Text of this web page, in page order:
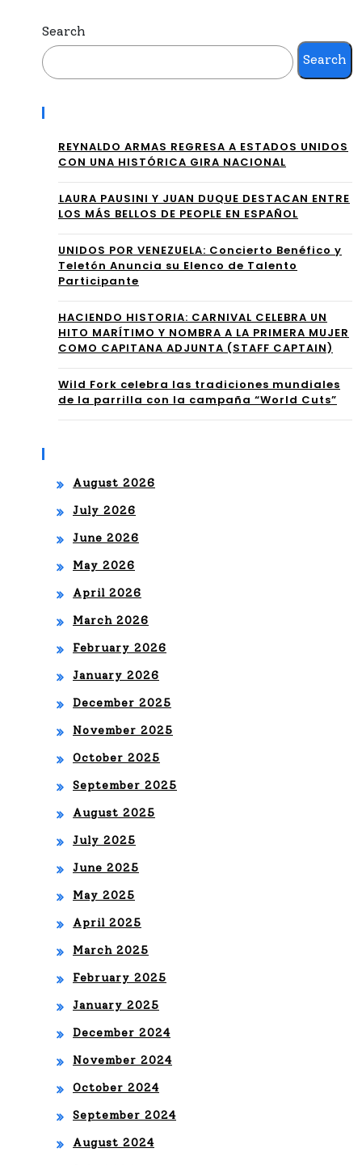
IPA
DO
NU
EV
O
BU
M
TA
RA
AR
TIS
TA
S
DE
MA
YO
R
CR
Search
Search
REYNALDO ARMAS REGRESA A ESTADOS UNIDOS
CON UNA HISTÓRICA GIRA NACIONAL
⁠LAURA PAUSINI Y JUAN DUQUE DESTACAN ENTRE
LOS MÁS BELLOS DE PEOPLE EN ESPAÑOL
UNIDOS POR VENEZUELA: Concierto Benéfico y
Teletón Anuncia su Elenco de Talento
Participante
HACIENDO HISTORIA: CARNIVAL CELEBRA UN
HITO MARÍTIMO Y NOMBRA A LA PRIMERA MUJER
COMO CAPITANA ADJUNTA (STAFF CAPTAIN)
Wild Fork celebra las tradiciones mundiales
de la parrilla con la campaña “World Cuts”
August 2026
July 2026
June 2026
May 2026
April 2026
March 2026
February 2026
January 2026
December 2025
November 2025
October 2025
September 2025
August 2025
July 2025
June 2025
May 2025
April 2025
March 2025
February 2025
January 2025
December 2024
November 2024
October 2024
September 2024
August 2024